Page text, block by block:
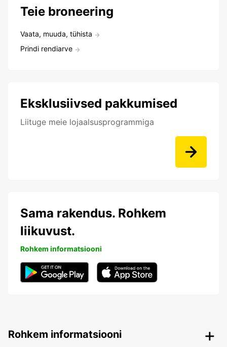
Teie broneering
Vaata, muuda, tühista
Prindi rendiarve
Eksklusiivsed pakkumised
Liituge meie lojaalsusprogrammiga
Sama rakendus. Rohkem
liikuvust.
Rohkem informatsiooni
Rohkem informatsiooni